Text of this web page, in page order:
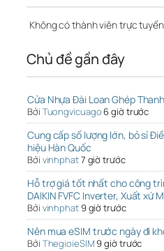
Không có thành viên trực
Chủ đề gần đây
Cửa Nhựa Đài Loan Ghép
Bởi Tuongvicuago 6 giờ trước
Cung cấp số lượng lớn, bỏ sỉ
hiệu Hàn Quốc
Bởi vinhphat7 giờ trước
Hỗ trợ giá tốt nhất cho công
DAIKIN FVFC Inverter, Xuất xứ
Bởi vinhphat9 giờ trước
Nên mua eSIM trước ngày đi
Bởi ThegioieSIM9 giờ trước